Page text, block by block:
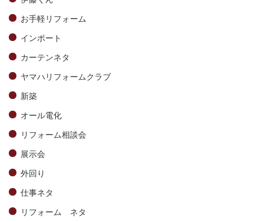
お手軽リフォーム
インポート
カーテンネタ
ヤマハリフォームクラブ
新築
オール電化
リフォーム相談会
展示会
外回り
仕事ネタ
リフォーム ネタ